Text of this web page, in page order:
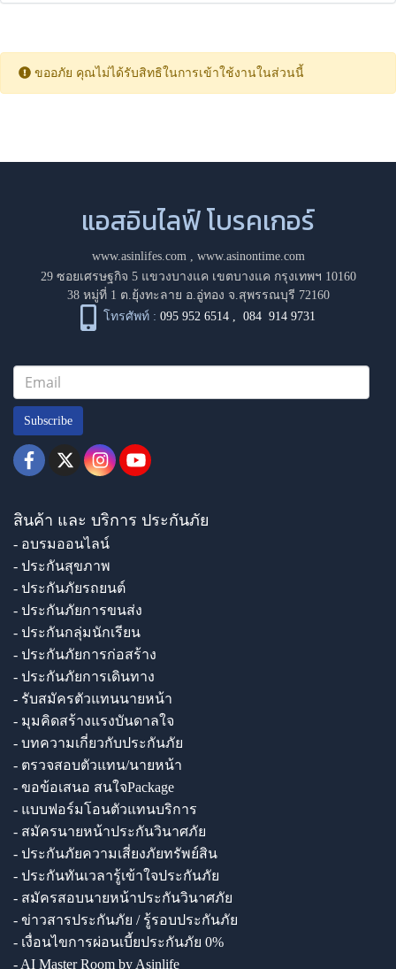
ขออภัย คุณไม่ได้รับสิทธิในการเข้าใช้งานในส่วนนี้
แอสอินไลฟ์ โบรคเกอร์
www.asinlifes.com, www.asinontime.com
29 ซอยเศรษฐกิจ 5 แขวงบางแค เขตบางแค กรุงเทพฯ 10160
38 หมู่ที่ 1 ต.ยุ้งทะลาย อ.อู่ทอง จ.สุพรรณบุรี 72160
โทรศัพท์ : 095 952 6514 ,084 914 9731
Subscribe
สินค้า และ บริการ ประกันภัย
- อบรมออนไลน์
- ประกันสุขภาพ
- ประกันภัยรถยนต์
- ประกันภัยการขนส่ง
- ประกันกลุ่มนักเรียน
- ประกันภัยการก่อสร้าง
- ประกันภัยการเดินทาง
- รับสมัครตัวแทนนายหน้า
- มุมคิดสร้างแรงบันดาลใจ
- บทความเกี่ยวกับประกันภัย
- ตรวจสอบตัวแทน/นายหน้า
- ขอข้อเสนอ สนใจPackage
- แบบฟอร์มโอนตัวแทนบริการ
- สมัครนายหน้าประกันวินาศภัย
- ประกันภัยความเสี่ยงภัยทรัพย์สิน
- ประกันทันเวลารู้เข้าใจประกันภัย
- สมัครสอบนายหน้าประกันวินาศภัย
- ข่าวสารประกันภัย / รู้รอบประกันภัย
- เงื่อนไขการผ่อนเบี้ยประกันภัย 0%
- AI Master Room by Asinlife